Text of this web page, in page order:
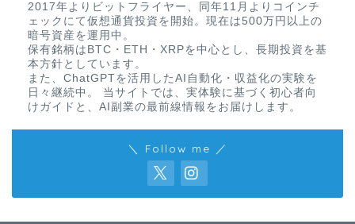
2017年よりビットフライヤー、同年11月よりコインチ
ェックにて仮想通貨投資を開始。現在は500万円以上の
暗号資産を運用中。
保有銘柄はBTC・ETH・XRPを中心とし、長期投資を基
本方針としています。
また、ChatGPTを活用したAI自動化・収益化の実験を
日々継続中。 当サイトでは、実体験に基づく初心者向
けガイドと、AI副業の最前線情報をお届けします。
＼ Follow me ／